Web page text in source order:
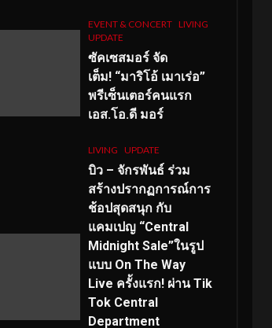
EVENT & CONCERT LIVING
UPDATE
ซัคเซสมอร์ จัด
เต็ม! “มาริโอ้ เมาเร่อ”
พรีเซ็นเตอร์คนแรก
เอส.โอ.ดี มอร์
LIVING UPDATE
บิว – จักรพันธ์ ร่วม
สร้างปรากฏการณ์การ
ช้อปสุดสนุก กับ
แคมเปญ “Central
Midnight Sale”ในรูป
แบบ On The Way
Live ครั้งแรก! ผ่าน Tik
Tok Central
Department